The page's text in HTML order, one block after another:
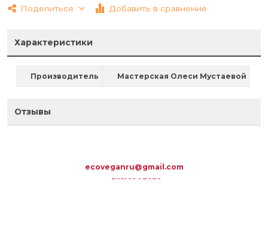
Поделиться Добавить в сравнение
Характеристики
Производитель Мастерская Олеси Мустаевой
Отзывы
ecoveganru@gmail.com
+79116807939